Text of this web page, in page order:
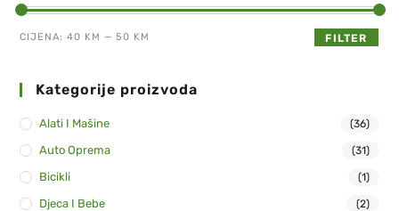
FILTER
CIJENA:40 KM —50 KM
Kategorije proizvoda
Alati I Mašine (36)
Auto Oprema (31)
Bicikli (1)
Djeca I Bebe (2)